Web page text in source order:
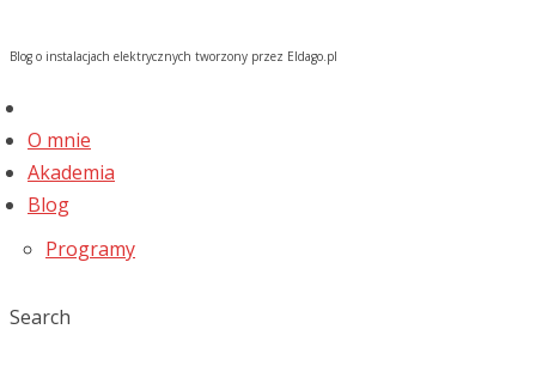
Blog o instalacjach elektrycznych tworzony przez Eldago.pl
O mnie
Akademia
Blog
Programy
Search